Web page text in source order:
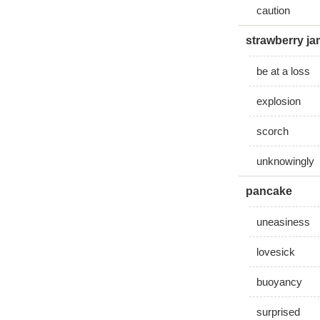
caution
strawberry
be at a loss
explosion
scorch
unknowingly
pancake
uneasiness
lovesick
buoyancy
surprised